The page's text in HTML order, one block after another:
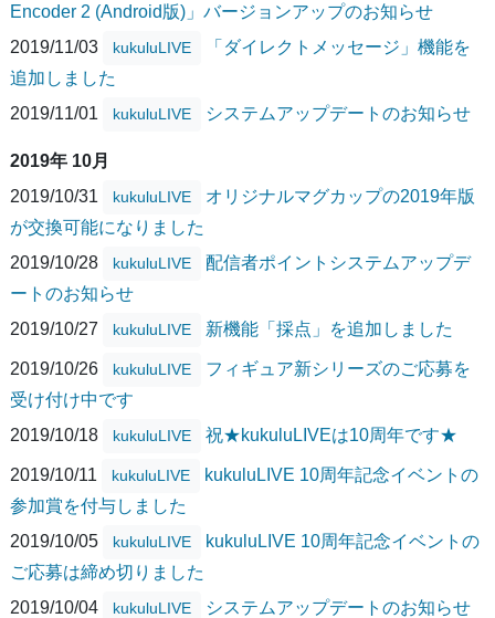
Encoder 2 (Android版)」バージョンアップのお知らせ
2019/11/03
kukuluLIVE
「ダイレクトメッセージ」機能を
追加しました
2019/11/01
kukuluLIVE システムアップデートのお知らせ
2019年 10月
2019/10/31
kukuluLIVE
オリジナルマグカップの2019年版
が交換可能になりました
2019/10/28
kukuluLIVE
配信者ポイントシステムアップデ
ートのお知らせ
2019/10/27
kukuluLIVE 新機能「採点」を追加しました
2019/10/26 kukuluLIVE
フィギュア新シリーズのご応募を
受け付け中です
2019/10/18
kukuluLIVE 祝★kukuluLIVEは10周年です★
2019/10/11 kukuluLIVE
kukuluLIVE 10周年記念イベントの
参加賞を付与しました
2019/10/05
kukuluLIVE
kukuluLIVE 10周年記念イベントの
ご応募は締め切りました
2019/10/04
kukuluLIVE システムアップデートのお知らせ